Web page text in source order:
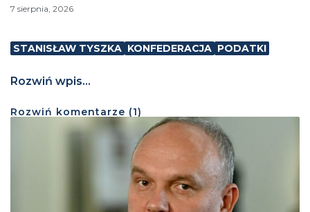
7 sierpnia, 2026
STANISŁAW TYSZKA KONFEDERACJA PODATKI
Rozwiń wpis...
Rozwiń komentarze (1)